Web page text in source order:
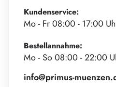
Kundenservice:
Mo - Fr 08:00 - 17:00
Bestellannahme:
Mo - So 08:00 - 22:00
info@primus-